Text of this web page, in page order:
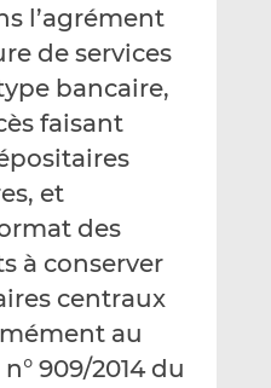
l’agrément
de services
bancaire,
faisant
et
des
à conserver
centraux
au
909/2014 du